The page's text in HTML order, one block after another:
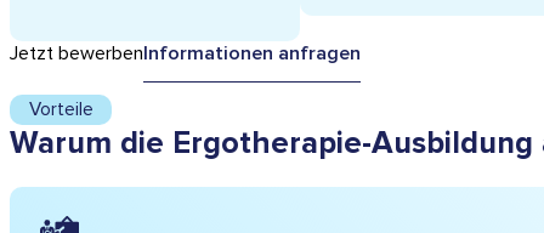
Jetzt bewerbenInformationen anfragen
Vorteile
Warum die Ergotherapie-